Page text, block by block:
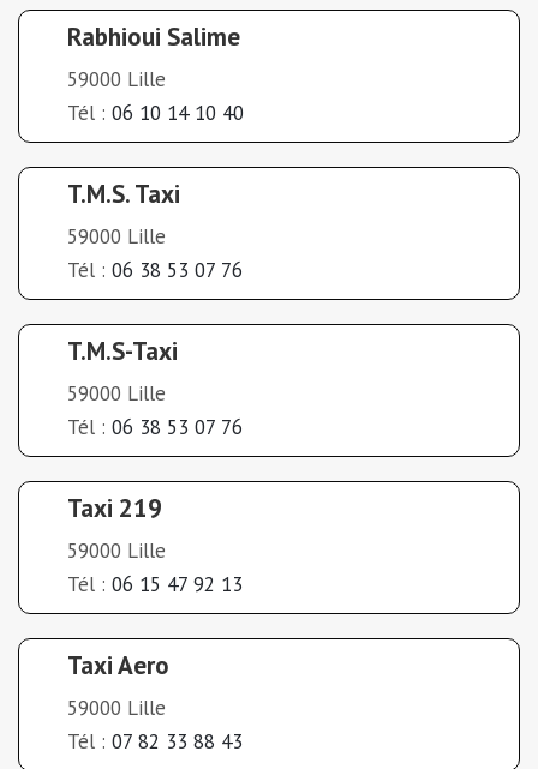
Rabhioui Salime
59000 Lille
Tél : 06 10 14 10 40
T.M.S. Taxi
59000 Lille
Tél : 06 38 53 07 76
T.M.S-Taxi
59000 Lille
Tél : 06 38 53 07 76
Taxi 219
59000 Lille
Tél : 06 15 47 92 13
Taxi Aero
59000 Lille
Tél : 07 82 33 88 43